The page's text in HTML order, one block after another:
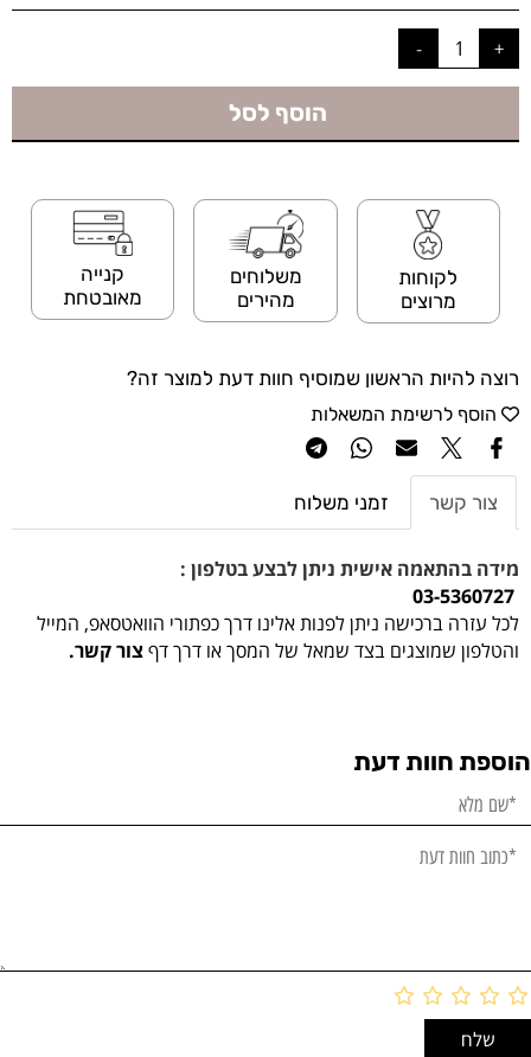
הוסף לסל
לקוחות
מרוצים
משלוחים
מהירים
קנייה
מאובטחת
רוצה להיות הראשון שמוסיף חוות דעת למוצר זה?
הוסף לרשימת המשאלות
צור קשר זמני משלוח
מידה בהתאמה אישית ניתן לבצע בטלפון :
03-5360727
לכל עזרה ברכישה ניתן לפנות אלינו דרך כפתורי הוואטסאפ, המייל
והטלפון שמוצגים בצד שמאל של המסך או דרך דףצור קשר.
הוספת חוות דעת